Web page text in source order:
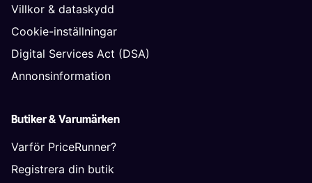
Villkor & dataskydd
Cookie-inställningar
Digital Services Act (DSA)
Annonsinformation
Butiker & Varumärken
Varför PriceRunner?
Registrera din butik